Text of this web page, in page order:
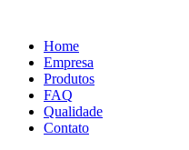
conteúdo
Home
Empresa
Produtos
FAQ
Qualidade
Contato